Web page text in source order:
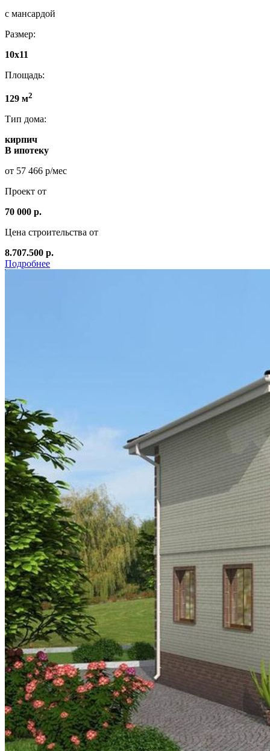
с мансардой
Размер:
10х11
Площадь:
129 м2
Тип дома:
кирпич
В ипотеку
от 57 466 р/мес
Проект от
70 000 р.
Цена строительства от
8.707.500 р.
Подробнее